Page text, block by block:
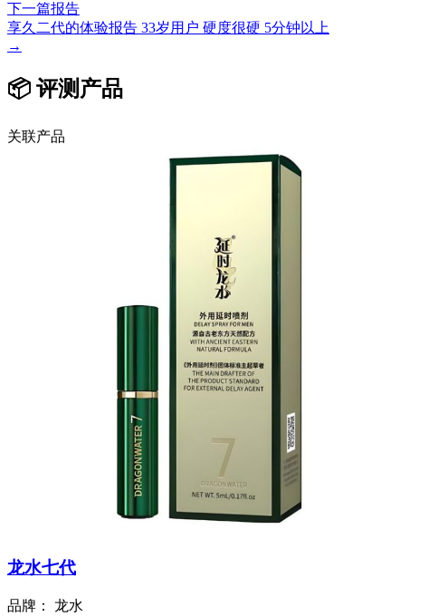
下一篇报告
享久二代的体验报告 33岁用户 硬度很硬 5分钟以上
→
📦 评测产品
关联产品
龙水七代
品牌： 龙水